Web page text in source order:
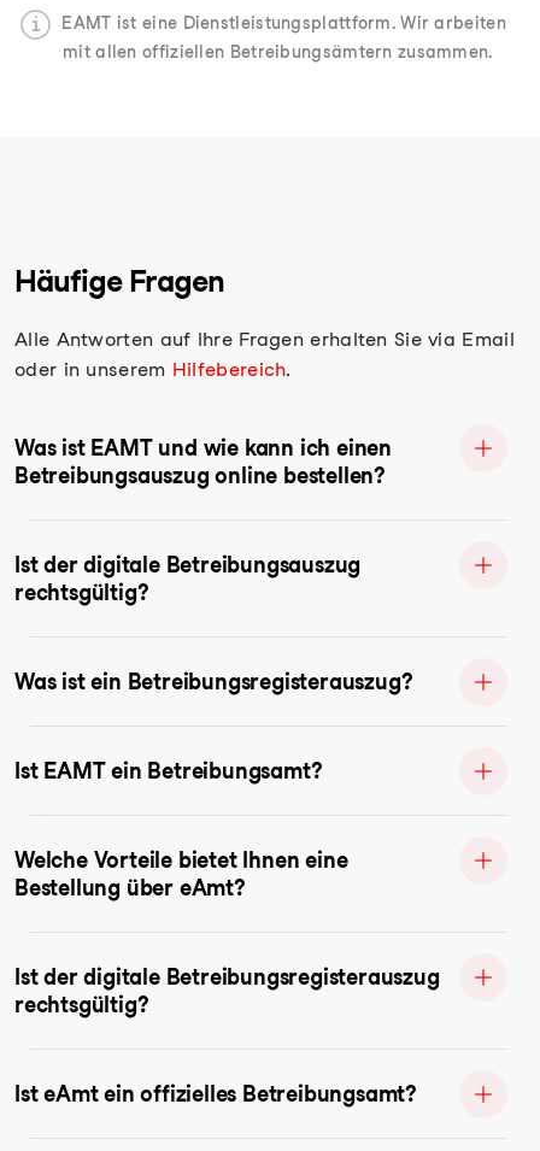
EAMT ist eine Dienstleistungsplattform. Wir arbeiten
mit allen offiziellen Betreibungsämtern zusammen.
Häufige Fragen
Alle Antworten auf Ihre Fragen erhalten Sie via Email
oder in unserem Hilfebereich.
Was ist EAMT und wie kann ich einen
Betreibungsauszug online bestellen?
Ist der digitale Betreibungsauszug
rechtsgültig?
Was ist ein Betreibungsregisterauszug?
Ist EAMT ein Betreibungsamt?
Welche Vorteile bietet Ihnen eine
Bestellung über eAmt?
Ist der digitale Betreibungsregisterauszug
rechtsgültig?
Ist eAmt ein offizielles Betreibungsamt?